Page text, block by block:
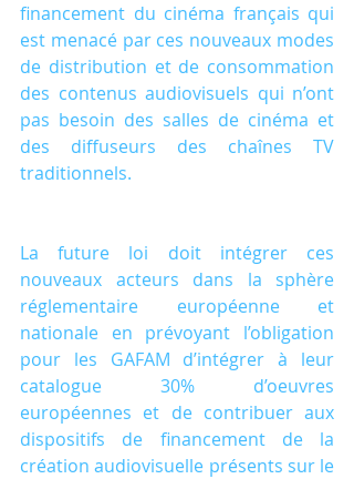
financement du cinéma français qui
est menacé par ces nouveaux modes
de distribution et de consommation
des contenus audiovisuels qui n’ont
pas besoin des salles de cinéma et
des diffuseurs des chaînes TV
traditionnels.
La future loi doit intégrer ces
nouveaux acteurs dans la sphère
réglementaire européenne et
nationale en prévoyant l’obligation
pour les GAFAM d’intégrer à leur
catalogue 30% d’oeuvres
européennes et de contribuer aux
dispositifs de financement de la
création audiovisuelle présents sur le